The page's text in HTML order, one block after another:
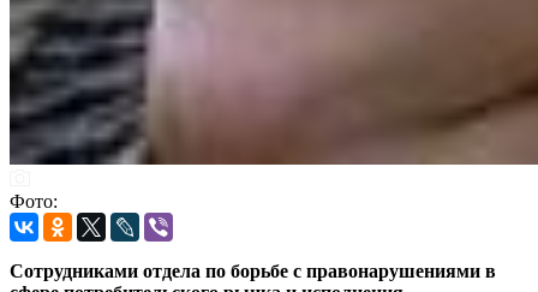
Фото:
Сотрудниками отдела по борьбе с правонарушениями в